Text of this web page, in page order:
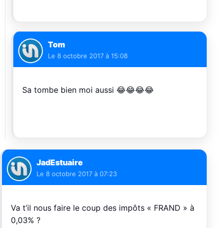
Tom
Le 8 octobre 2017 à 15:08
Sa tombe bien moi aussi 😂😂😂😂
JadEstuaire
Le 8 octobre 2017 à 07:23
Va t’il nous faire le coup des impôts « FRAND » à
0,03% ?